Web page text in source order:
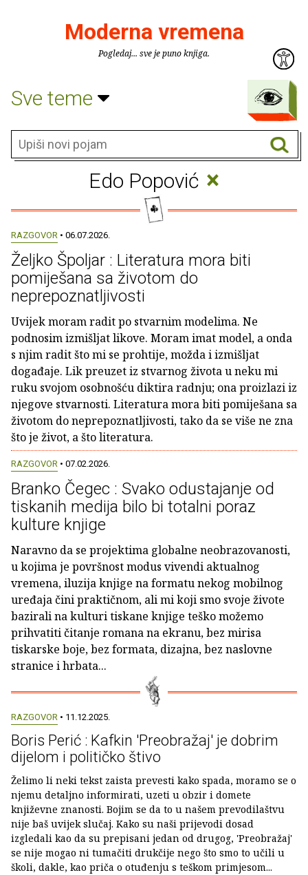
Moderna vremena
Pogledaj... sve je puno knjiga.
Sve teme
Edo Popović ×
RAZGOVOR • 06.07.2026.
Željko Špoljar : Literatura mora biti
pomiješana sa životom do
neprepoznatljivosti
Uvijek moram radit po stvarnim modelima. Ne
podnosim izmišljat likove. Moram imat model, a onda
s njim radit što mi se prohtije, možda i izmišljat
događaje. Lik preuzet iz stvarnog života u neku mi
ruku svojom osobnošću diktira radnju; ona proizlazi iz
njegove stvarnosti. Literatura mora biti pomiješana sa
životom do neprepoznatljivosti, tako da se više ne zna
što je život, a što literatura.
RAZGOVOR • 07.02.2026.
Branko Čegec : Svako odustajanje od
tiskanih medija bilo bi totalni poraz
kulture knjige
Naravno da se projektima globalne neobrazovanosti,
u kojima je površnost modus vivendi aktualnog
vremena, iluzija knjige na formatu nekog mobilnog
uređaja čini praktičnom, ali mi koji smo svoje živote
bazirali na kulturi tiskane knjige teško možemo
prihvatiti čitanje romana na ekranu, bez mirisa
tiskarske boje, bez formata, dizajna, bez naslovne
stranice i hrbata...
RAZGOVOR • 11.12.2025.
Boris Perić : Kafkin 'Preobražaj' je dobrim
dijelom i političko štivo
Želimo li neki tekst zaista prevesti kako spada, moramo se o
njemu detaljno informirati, uzeti u obzir i domete
književne znanosti. Bojim se da to u našem prevodilaštvu
nije baš uvijek slučaj. Kako su naši prijevodi dosad
izgledali kao da su prepisani jedan od drugog, 'Preobražaj'
se nije mogao ni tumačiti drukčije nego što smo to učili u
školi, dakle, kao priča o otuđenju s teškom primjesom...